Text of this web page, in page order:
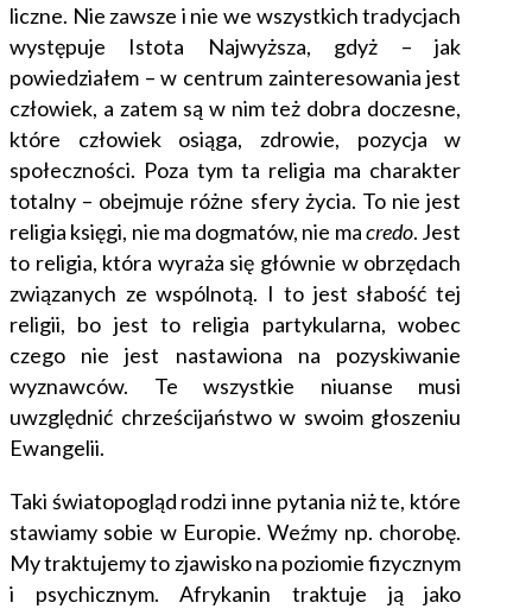
liczne. Nie zawsze i nie we wszystkich tradycjach
występuje Istota Najwyższa, gdyż – jak
powiedziałem – w centrum zainteresowania jest
człowiek, a zatem są w nim też dobra doczesne,
które człowiek osiąga, zdrowie, pozycja w
społeczności. Poza tym ta religia ma charakter
totalny – obejmuje różne sfery życia. To nie jest
religia księgi, nie ma dogmatów, nie macredo. Jest
to religia, która wyraża się głównie w obrzędach
związanych ze wspólnotą. I to jest słabość tej
religii, bo jest to religia partykularna, wobec
czego nie jest nastawiona na pozyskiwanie
wyznawców. Te wszystkie niuanse musi
uwzględnić chrześcijaństwo w swoim głoszeniu
Ewangelii.
Taki światopogląd rodzi inne pytania niż te, które
stawiamy sobie w Europie. Weźmy np. chorobę.
My traktujemy to zjawisko na poziomie fizycznym
i psychicznym. Afrykanin traktuje ją jako